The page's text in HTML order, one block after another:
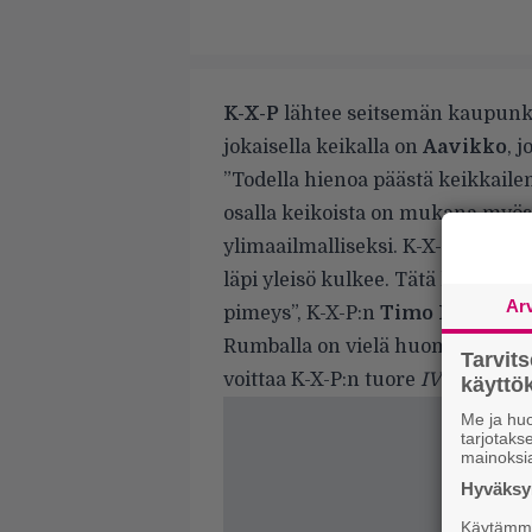
K-X-P lähtee seitsemän
jokaisella keikalla on Aavikko,
”Todella hienoa päästä
osalla keikoista on mukana
ylimaailmalliseksi. K-X-P on
läpi yleisö kulkee. Tätä
pimeys”, K-X-P:n Timo
Rumballa on vielä huomiseen
voittaa K-X-P:n tuore IV-albumi.
Me ja